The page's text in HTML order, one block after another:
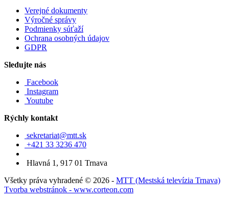
Verejné dokumenty
Výročné správy
Podmienky súťaží
Ochrana osobných údajov
GDPR
Sledujte nás
Facebook
Instagram
Youtube
Rýchly kontakt
sekretariat@mtt.sk
+421 33 3236 470
Hlavná 1, 917 01 Trnava
Všetky práva vyhradené © 2026 - MTT (Mestská televízia Trnava)
Tvorba webstránok - www.corteon.com